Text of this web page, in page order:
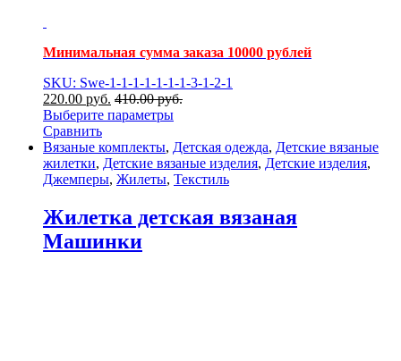
Минимальная сумма заказа 10000 рублей
SKU: Swe-1-1-1-1-1-1-1-3-1-2-1
220.00 руб. 410.00руб.
Выберите параметры
Сравнить
Вязаные комплекты, Детская одежда, Детские вязаные
жилетки, Детские вязаные изделия, Детские изделия,
Джемперы, Жилеты, Текстиль
Жилетка детская вязаная
Машинки